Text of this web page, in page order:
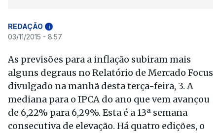
REDAÇÃO i
03/11/2015 - 8:57
As previsões para a inflação subiram mais
alguns degraus no Relatório de Mercado Focus
divulgado na manhã desta terça-feira, 3. A
mediana para o IPCA do ano que vem avançou
de 6,22% para 6,29%. Esta é a 13ª semana
consecutiva de elevação. Há quatro edições, o